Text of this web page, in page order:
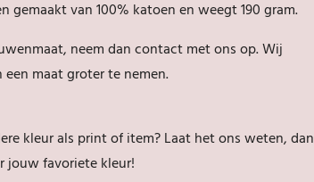
gemaakt van 100% katoen en weegt 190 gram.
neem dan contact met ons op. Wij
een maat groter te nemen.
kleur als print of item? Laat het ons weten, dan
jouw favoriete kleur!